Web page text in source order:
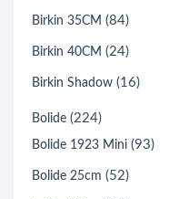
Birkin 35CM (84)
Birkin 40CM (24)
Birkin Shadow (16)
Bolide (224)
Bolide 1923 Mini (93)
Bolide 25cm (52)